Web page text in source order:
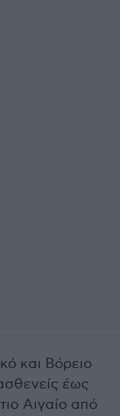
και Βόρειο
έως
Αιγαίο από